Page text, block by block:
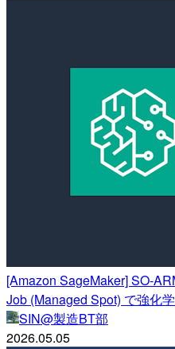
[Amazon SageMaker] SO-
Job (Managed Spot) で強化
SIN@製造BT部
2026.05.05